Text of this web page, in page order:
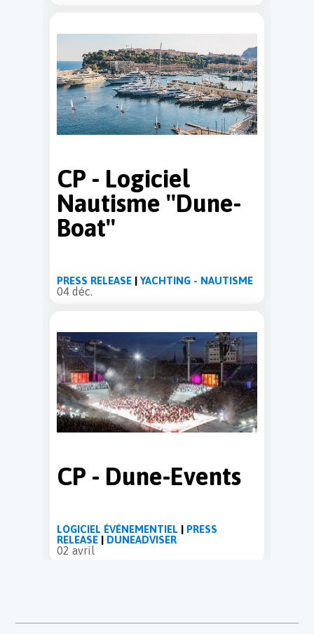
CP - Logiciel
Nautisme ''Dune-
Boat''
PRESS RELEASE| YACHTING - NAUTISME
04 déc.
CP - Dune-Events
LOGICIEL ÉVÉNEMENTIEL | PRESS
RELEASE| DUNEADVISER
02 avril